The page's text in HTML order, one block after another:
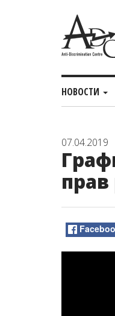
НОВОСТИ
07.04.2019